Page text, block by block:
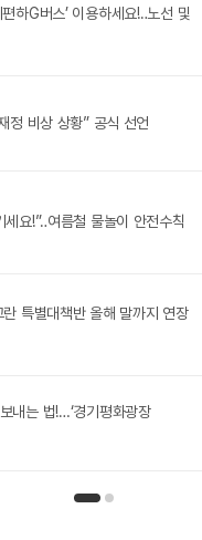
하G버스’ 이용하세요!‥노선 및
정 비상 상황” 공식 선언
요!”‥여름철 물놀이 안전수칙
특별대책반 올해 말까지 연장
내는 법!…‘경기평화광장